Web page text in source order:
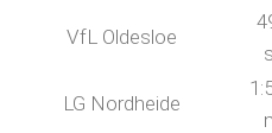
VfL Oldesloe
LG Nordheide